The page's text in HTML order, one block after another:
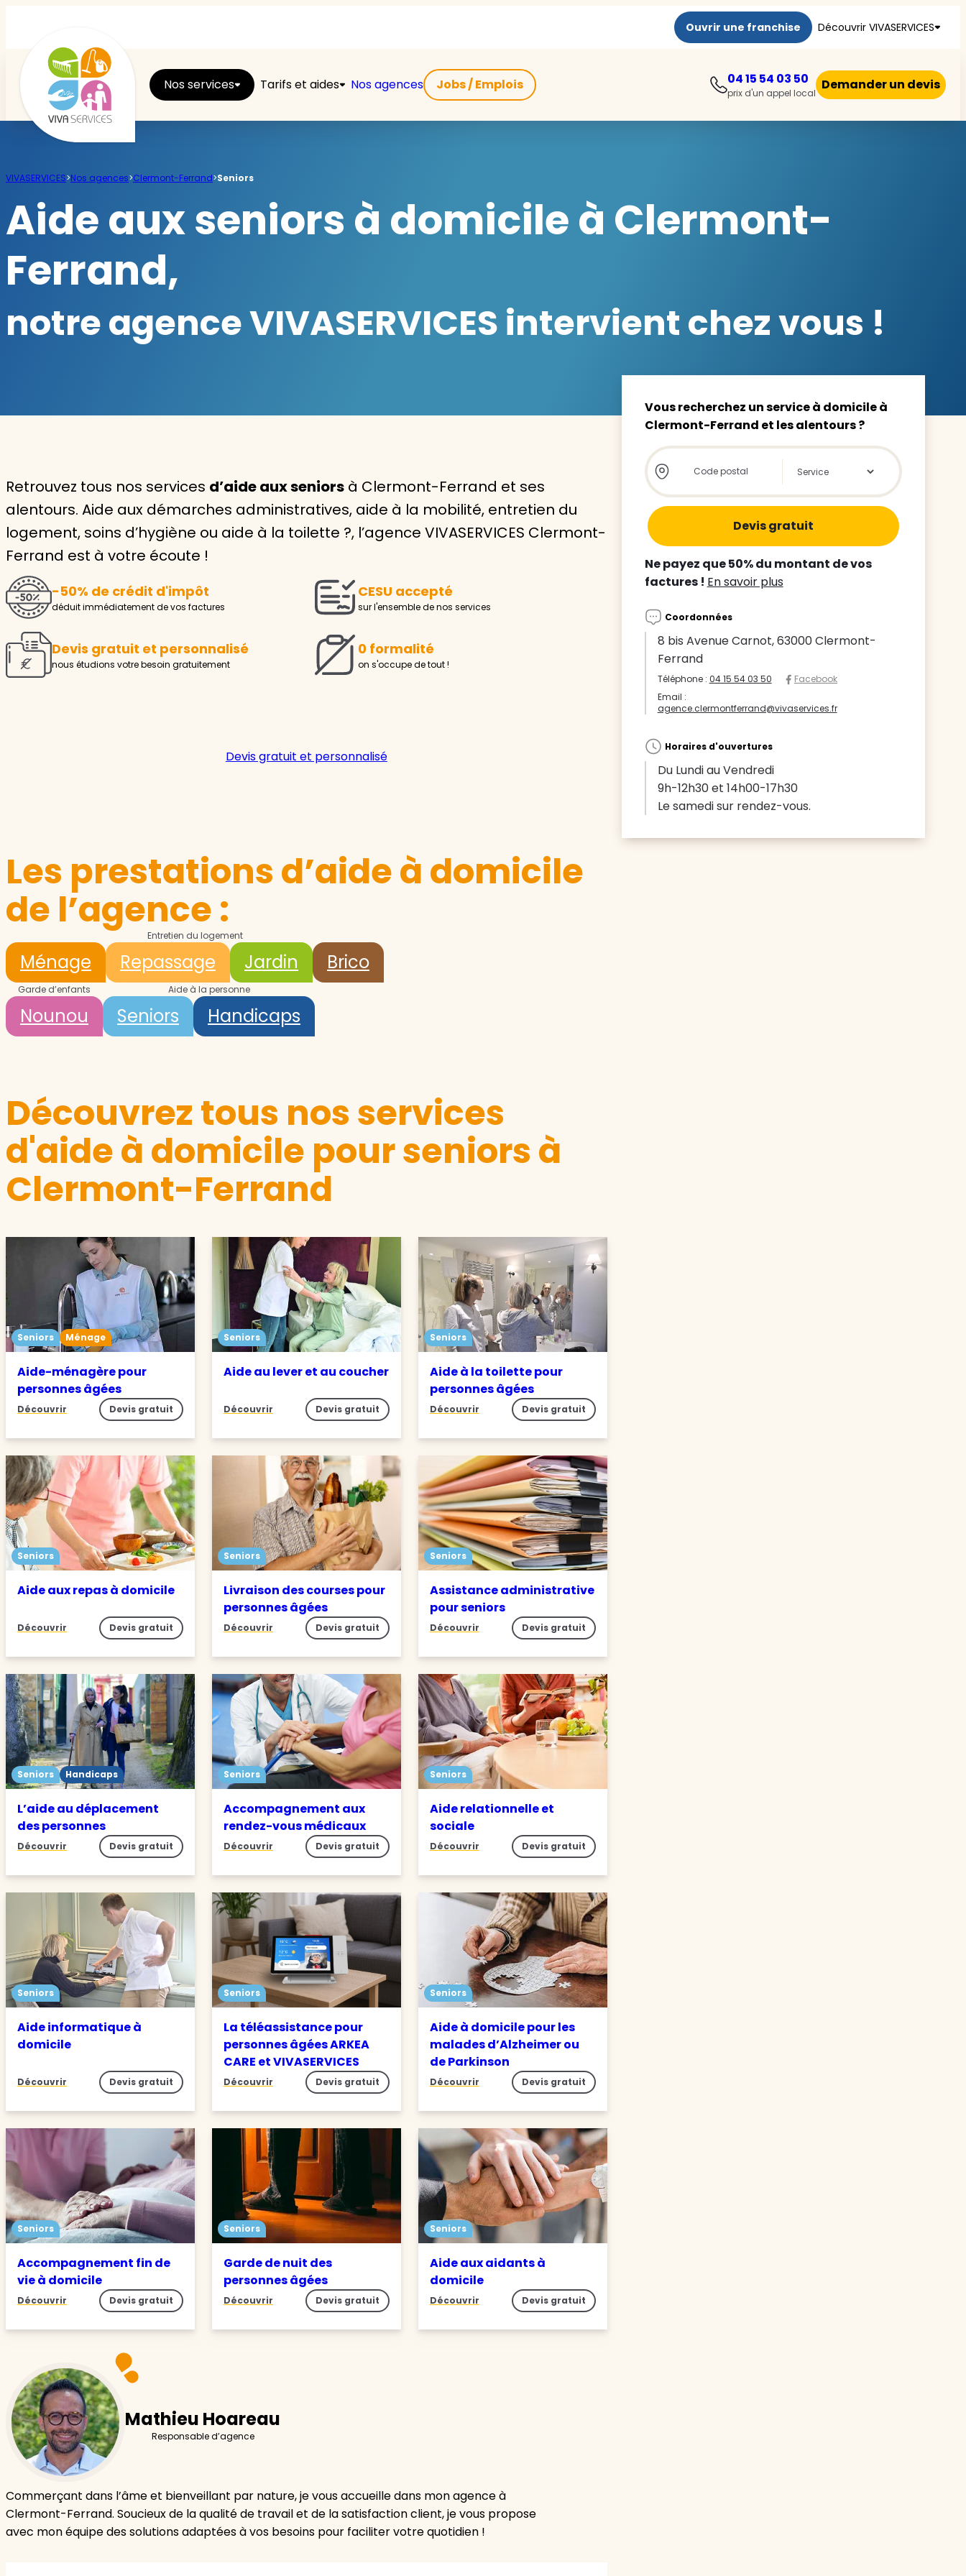
Ouvrir une franchise Découvrir VIVASERVICES
Nos services Tarifs et aides Nos agences Jobs / Emplois 04 15 54 03 50
prix d'un appel local
Demander un devis
Repassage
Jardin
Brico
Aide à la personne
Handicaps
Voir tous les services
Avec VIVASERVICES, trouvez le
service à domicile qui vous
correspond !
Pour l’entretien de votre logement, la garde de votre enfant
ou l’accompagnement d’un parent, nos intervenants à
domicile sont là pour vous épauler.
Trouver mon agence
VIVASERVICES>Nos agences>Clermont-Ferrand>Seniors
Aide aux seniors à domicile à Clermont-
Ferrand,
notre agence VIVASERVICES intervient chez vous !
Retrouvez tous nos services d’aide aux seniors à Clermont-Ferrand et ses
alentours. Aide aux démarches administratives, aide à la mobilité, entretien du
logement, soins d’hygiène ou aide à la toilette ?, l’agence VIVASERVICES Clermont-
Ferrand est à votre écoute !
-50% de crédit d'impôt
déduit immédiatement de vos factures
CESU accepté
sur l'ensemble de nos services
Devis gratuit et personnalisé
nous étudions votre besoin gratuitement
0 formalité
on s'occupe de tout !
Devis gratuit et personnalisé
Les prestations d’aide à domicile
de l’agence :
Entretien du logement
Ménage Repassage Jardin Brico
Garde d’enfants
Nounou
Aide à la personne
Seniors Handicaps
Découvrez tous nos services
d'aide à domicile pour seniors à
Clermont-Ferrand
Seniors Ménage
Aide-ménagère pour
personnes âgées
Découvrir Devis gratuit
Seniors
Aide au lever et au coucher
Découvrir Devis gratuit
Seniors
Aide à la toilette pour
personnes âgées
Découvrir Devis gratuit
Seniors
Aide aux repas à domicile
Découvrir Devis gratuit
Seniors
Livraison des courses pour
personnes âgées
Découvrir Devis gratuit
Seniors
Assistance administrative
pour seniors
Découvrir Devis gratuit
Seniors Handicaps
L’aide au déplacement
des personnes
Découvrir Devis gratuit
Seniors
Accompagnement aux
rendez-vous médicaux
Découvrir Devis gratuit
Seniors
Aide relationnelle et
sociale
Découvrir Devis gratuit
Seniors
Aide informatique à
domicile
Découvrir Devis gratuit
Seniors
La téléassistance pour
personnes âgées ARKEA
CARE et VIVASERVICES
Découvrir Devis gratuit
Seniors
Aide à domicile pour les
malades d’Alzheimer ou
de Parkinson
Découvrir Devis gratuit
Seniors
Accompagnement fin de
vie à domicile
Découvrir Devis gratuit
Seniors
Garde de nuit des
personnes âgées
Découvrir Devis gratuit
Seniors
Aide aux aidants à
domicile
Découvrir Devis gratuit
Mathieu Hoareau
Responsable d’agence
Commerçant dans l’âme et bienveillant par nature, je vous accueille dans mon agence à
Clermont-Ferrand. Soucieux de la qualité de travail et de la satisfaction client, je vous propose
avec mon équipe des solutions adaptées à vos besoins pour faciliter votre quotidien !
Vous recherchez un service à domicile à
Clermont-Ferrand et les alentours ?
Store locator global - Autocompletion
Rechercher
Ne payez que 50% du montant de vos
factures ! En savoir plus
Coordonnées
8 bis Avenue Carnot, 63000 Clermont-
Ferrand
Téléphone : 04 15 54 03 50
Facebook
Email :
agence.clermontferrand@vivaservices.fr
Horaires d'ouvertures
Du Lundi au Vendredi
9h-12h30 et 14h00-17h30
Le samedi sur rendez-vous.